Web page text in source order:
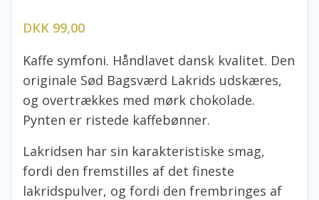
DKK 99,00
Kaffe symfoni. Håndlavet dansk kvalitet. Den
originale Sød Bagsværd Lakrids udskæres,
og overtrækkes med mørk chokolade.
Pynten er ristede kaffebønner.
Lakridsen har sin karakteristiske smag,
fordi den fremstilles af det fineste
lakridspulver, og fordi den frembringes af